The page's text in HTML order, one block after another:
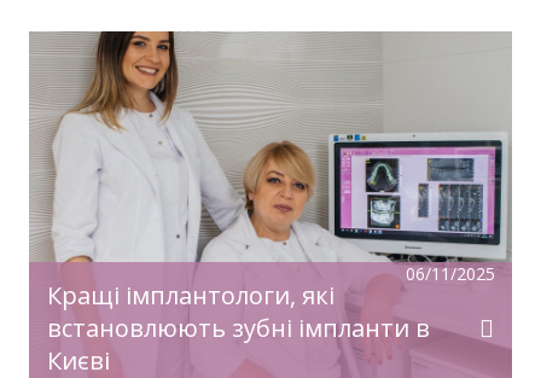
06/11/2025
Кращі імплантологи, які
встановлюють зубні імпланти в
Києві
У передноворічній метушні, коли купуються
подарунки, прикрашаються оселі, бажаємо
святкового настрою, гармонії, радості!
Нехай прийдешній рік дарує дива й
здійснення заповітного!З Новим Роком!